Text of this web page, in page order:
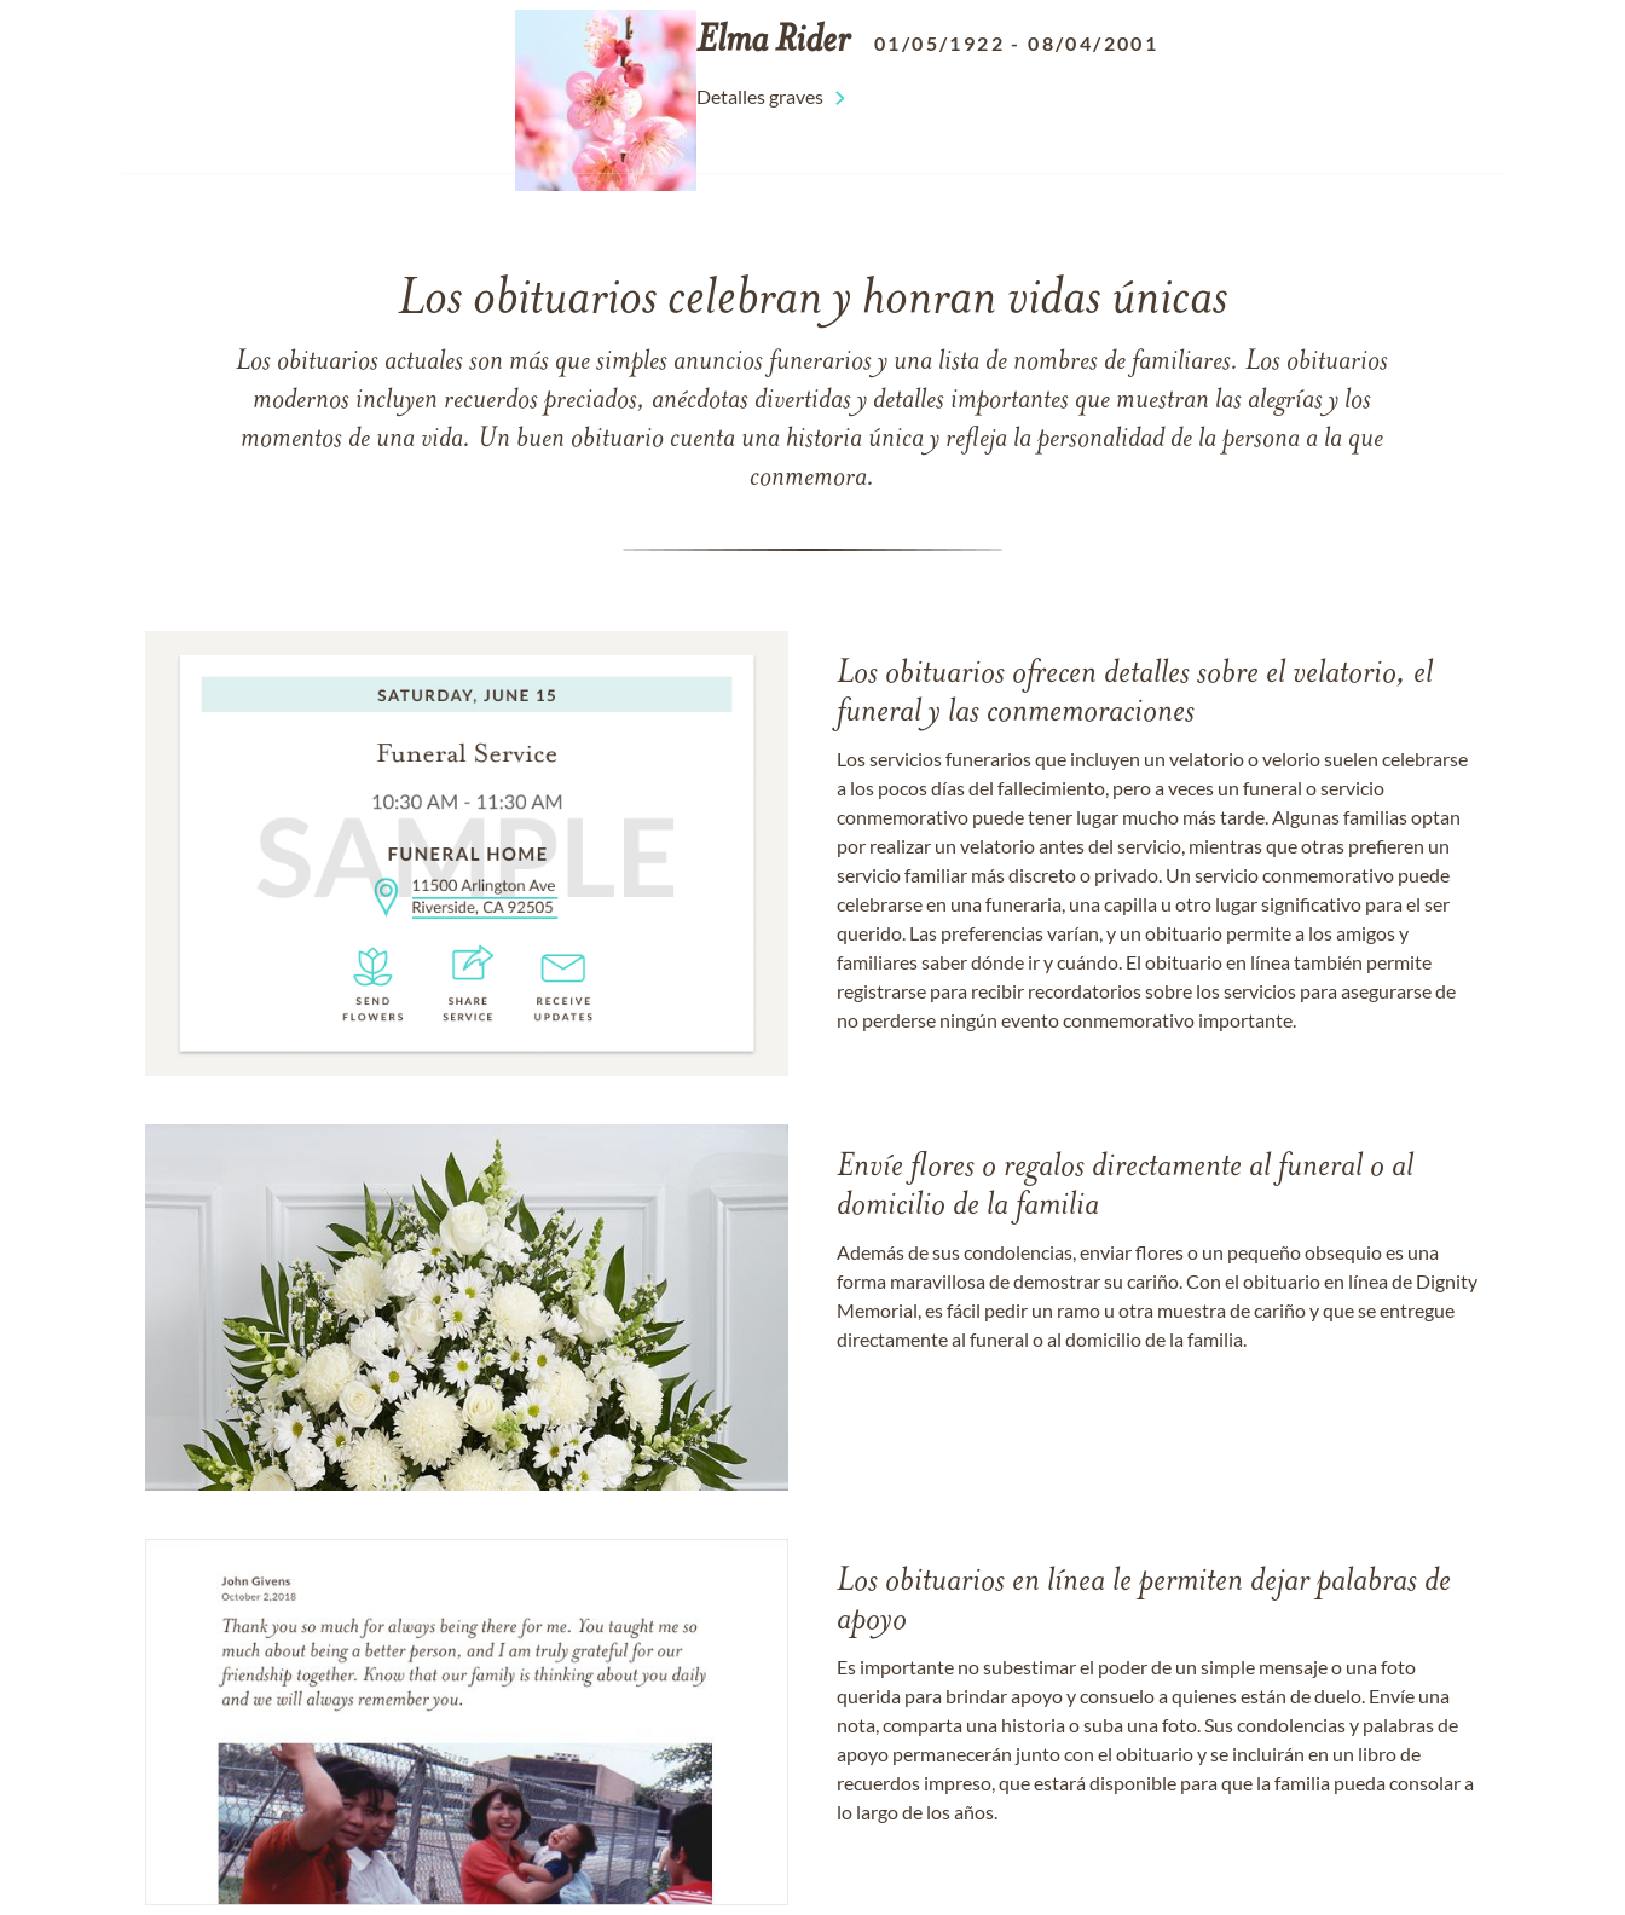
ElmaRider 01/05/1922 -08/04/2001
Detalles graves
Los obituarios celebran y honran vidas únicas
Los obituarios actuales son más que simples anuncios funerarios y una lista de nombres de familiares. Los obituarios
modernos incluyen recuerdos preciados, anécdotas divertidas y detalles importantes que muestran las alegrías y los
momentos de una vida. Un buen obituario cuenta una historia única y refleja la personalidad de la persona a la que
conmemora.
Los obituarios ofrecen detalles sobre el velatorio, el
funeral y las conmemoraciones
Los servicios funerarios que incluyen un velatorio o velorio suelen celebrarse
a los pocos días del fallecimiento, pero a veces un funeral o servicio
conmemorativo puede tener lugar mucho más tarde. Algunas familias optan
por realizar un velatorio antes del servicio, mientras que otras prefieren un
servicio familiar más discreto o privado. Un servicio conmemorativo puede
celebrarse en una funeraria, una capilla u otro lugar significativo para el ser
querido. Las preferencias varían, y un obituario permite a los amigos y
familiares saber dónde ir y cuándo. El obituario en línea también permite
registrarse para recibir recordatorios sobre los servicios para asegurarse de
no perderse ningún evento conmemorativo importante.
Envíe flores o regalos directamente al funeral o al
domicilio de la familia
Además de sus condolencias, enviar flores o un pequeño obsequio es una
forma maravillosa de demostrar su cariño. Con el obituario en línea de Dignity
Memorial, es fácil pedir un ramo u otra muestra de cariño y que se entregue
directamente al funeral o al domicilio de la familia.
Los obituarios en línea le permiten dejar palabras de
apoyo
Es importante no subestimar el poder de un simple mensaje o una foto
querida para brindar apoyo y consuelo a quienes están de duelo. Envíe una
nota, comparta una historia o suba una foto. Sus condolencias y palabras de
apoyo permanecerán junto con el obituario y se incluirán en un libro de
recuerdos impreso, que estará disponible para que la familia pueda consolar a
lo largo de los años.